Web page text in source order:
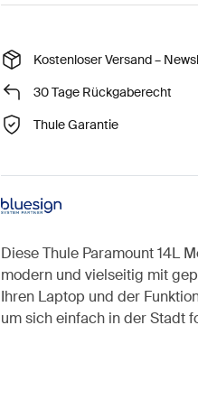
Kostenloser Versand –
30 Tage Rückgaberecht
Thule Garantie
Diese Thule Paramount 14L
modern und vielseitig mit
Ihren Laptop und der
um sich einfach in der Stadt